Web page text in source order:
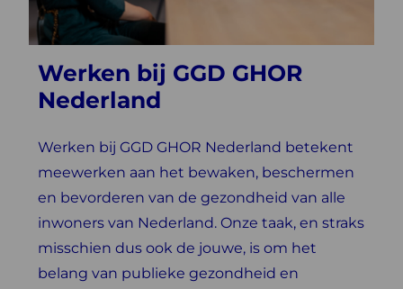
Werken bij GGD GHOR
Nederland
Werken bij GGD GHOR Nederland betekent
meewerken aan het bewaken, beschermen
en bevorderen van de gezondheid van alle
inwoners van Nederland. Onze taak, en straks
misschien dus ook de jouwe, is om het
belang van publieke gezondheid en